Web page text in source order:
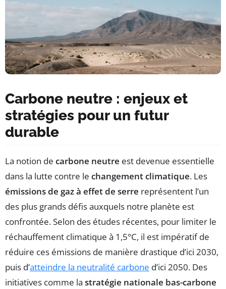
Carbone neutre : enjeux et
stratégies pour un futur
durable
La notion de carbone neutre est devenue essentielle
dans la lutte contre le changement climatique. Les
émissions de gaz à effet de serre représentent l’un
des plus grands défis auxquels notre planète est
confrontée. Selon des études récentes, pour limiter le
réchauffement climatique à 1,5°C, il est impératif de
réduire ces émissions de manière drastique d’ici 2030,
puis d’atteindre la neutralité carbone d’ici 2050. Des
initiatives comme la stratégie nationale bas-carbone